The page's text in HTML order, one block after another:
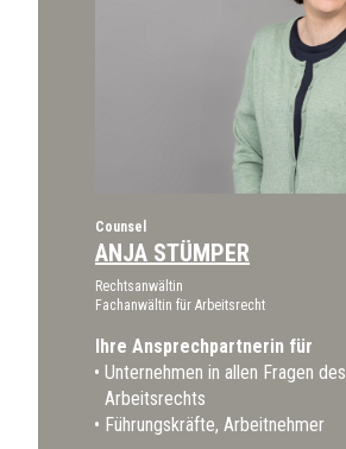
Counsel
ANJA STÜMPER
Rechtsanwältin
Fachanwältin für Arbeitsrecht
Ihre Ansprechpartnerin für
Unternehmen in allen Fragen des
Arbeitsrechts
Führungskräfte, Arbeitnehmer